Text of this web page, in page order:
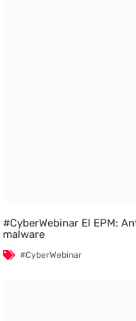
#CyberWebinar El EPM:
malware
#CyberWebinar